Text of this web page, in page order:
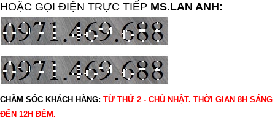
HOẶC GỌI ĐIỆN TRỰC TIẾP MS.LAN ANH:
CHĂM SÓC KHÁCH HÀNG: TỪ THỨ 2 - CHỦ NHẬT. THỜI GIAN 8H SÁNG
ĐẾN 12H ĐÊM.